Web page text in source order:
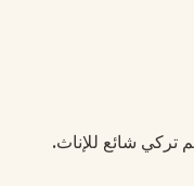
تركي شائع للإناث.